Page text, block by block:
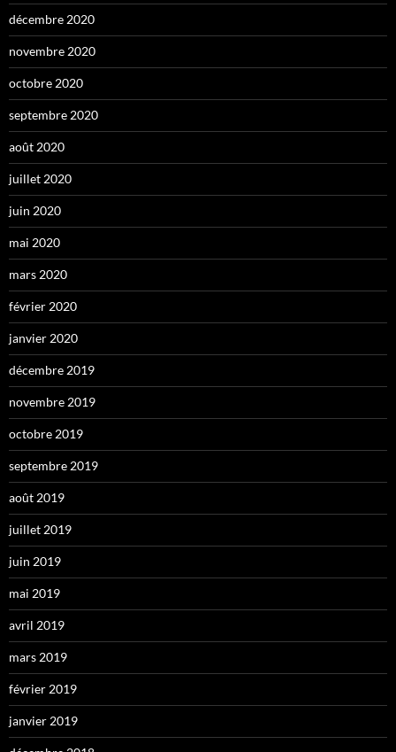
décembre 2020
novembre 2020
octobre 2020
septembre 2020
août 2020
juillet 2020
juin 2020
mai 2020
mars 2020
février 2020
janvier 2020
décembre 2019
novembre 2019
octobre 2019
septembre 2019
août 2019
juillet 2019
juin 2019
mai 2019
avril 2019
mars 2019
février 2019
janvier 2019